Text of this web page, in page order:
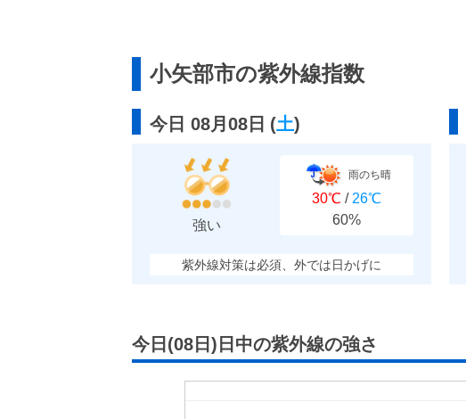
小矢部市の紫外線指数
今日 08月08日 (土)
強い
雨のち晴
30℃ / 26℃
60%
紫外線対策は必須、外では日かげに
今日(08日)日中の紫外線の強さ